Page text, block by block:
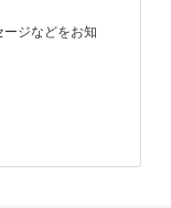
ジなどをお知